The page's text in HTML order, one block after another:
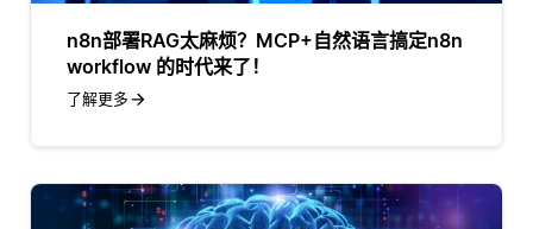
n8n部署RAG太麻烦？MCP+自然语言搞定n8n
workflow 的时代来了！
了解更多